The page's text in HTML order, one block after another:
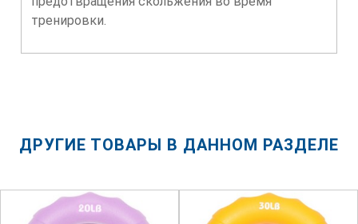
тренировки.
ДРУГИЕ ТОВАРЫ В ДАННОМ РАЗДЕЛЕ